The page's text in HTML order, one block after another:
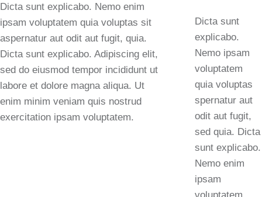
Dicta sunt explicabo. Nemo enim
ipsam voluptatem quia voluptas sit
aspernatur aut odit aut fugit, quia.
Dicta sunt explicabo. Adipiscing elit,
sed do eiusmod tempor incididunt ut
labore et dolore magna aliqua. Ut
enim minim veniam quis nostrud
exercitation ipsam voluptatem.
Dicta sunt
explicabo.
Nemo ipsam
voluptatem
quia voluptas
spernatur aut
odit aut fugit,
sed quia. Dicta
sunt explicabo.
Nemo enim
ipsam